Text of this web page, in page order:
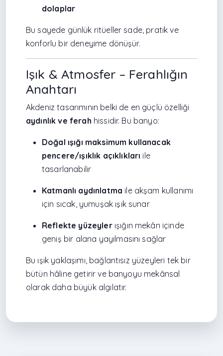
dolaplar
Bu sayede günlük ritüeller sade, pratik ve
konforlu bir deneyime dönüşür.
Işık & Atmosfer – Ferahlığın
Anahtarı
Akdeniz tasarımının belki de en güçlü özelliği
aydınlık ve ferah hissidir. Bu banyo:
Doğal ışığı maksimum kullanacak
pencere/ışıklık açıklıkları ile
tasarlanabilir
Katmanlı aydınlatma ile akşam kullanımı
için sıcak, yumuşak ışık sunar
Reflekte yüzeylerışığın mekân içinde
geniş bir alana yayılmasını sağlar
Bu ışık yaklaşımı, bağlantısız yüzeyleri tek bir
bütün hâline getirir ve banyoyu mekânsal
olarak daha büyük algılatır.